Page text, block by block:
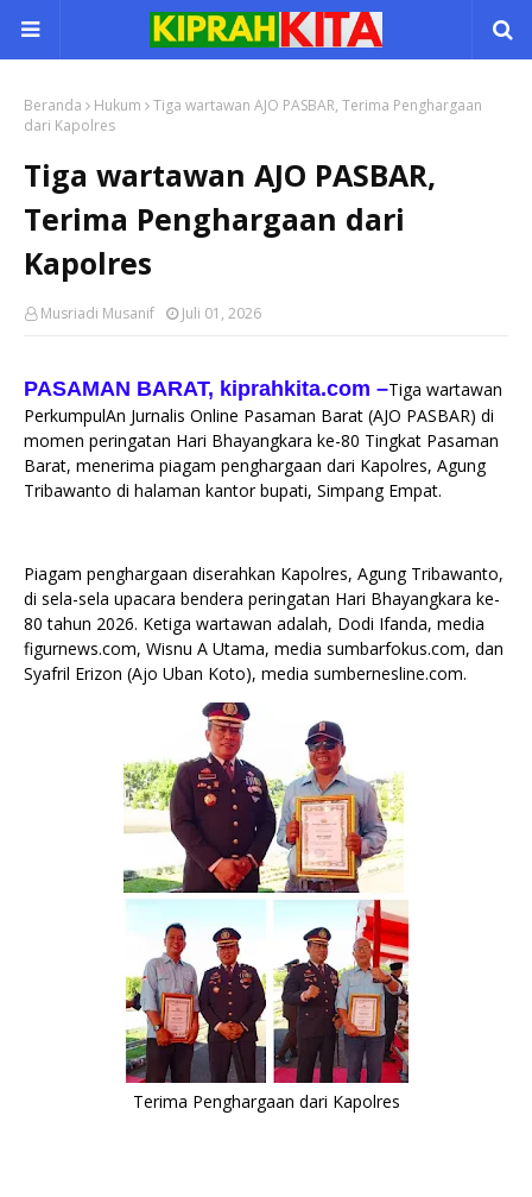
Beranda Hukum
Tiga wartawan AJO PASBAR, Terima Penghargaan
dari Kapolres
Tiga wartawan AJO PASBAR,
Terima Penghargaan dari
Kapolres
Musriadi Musanif Juli 01, 2026
PASAMAN BARAT, kiprahkita.com –Tiga wartawan
PerkumpulAn Jurnalis Online Pasaman Barat (AJO PASBAR) di
momen peringatan Hari Bhayangkara ke-80 Tingkat Pasaman
Barat, menerima piagam penghargaan dari Kapolres, Agung
Tribawanto di halaman kantor bupati, Simpang Empat.
Piagam penghargaan diserahkan Kapolres, Agung Tribawanto,
di sela-sela upacara bendera peringatan Hari Bhayangkara ke-
80 tahun 2026. Ketiga wartawan adalah, Dodi Ifanda, media
figurnews.com, Wisnu A Utama, media sumbarfokus.com, dan
Syafril Erizon (Ajo Uban Koto), media sumbernesline.com.
Terima Penghargaan dari Kapolres